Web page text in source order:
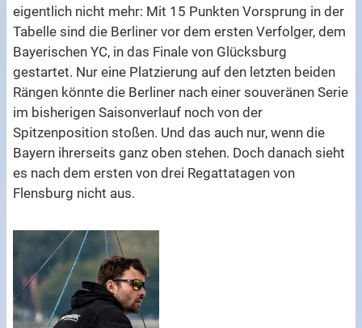
eigentlich nicht mehr: Mit 15 Punkten Vorsprung in der
Tabelle sind die Berliner vor dem ersten Verfolger, dem
Bayerischen YC, in das Finale von Glücksburg
gestartet. Nur eine Platzierung auf den letzten beiden
Rängen könnte die Berliner nach einer souveränen Serie
im bisherigen Saisonverlauf noch von der
Spitzenposition stoßen. Und das auch nur, wenn die
Bayern ihrerseits ganz oben stehen. Doch danach sieht
es nach dem ersten von drei Regattatagen von
Flensburg nicht aus.